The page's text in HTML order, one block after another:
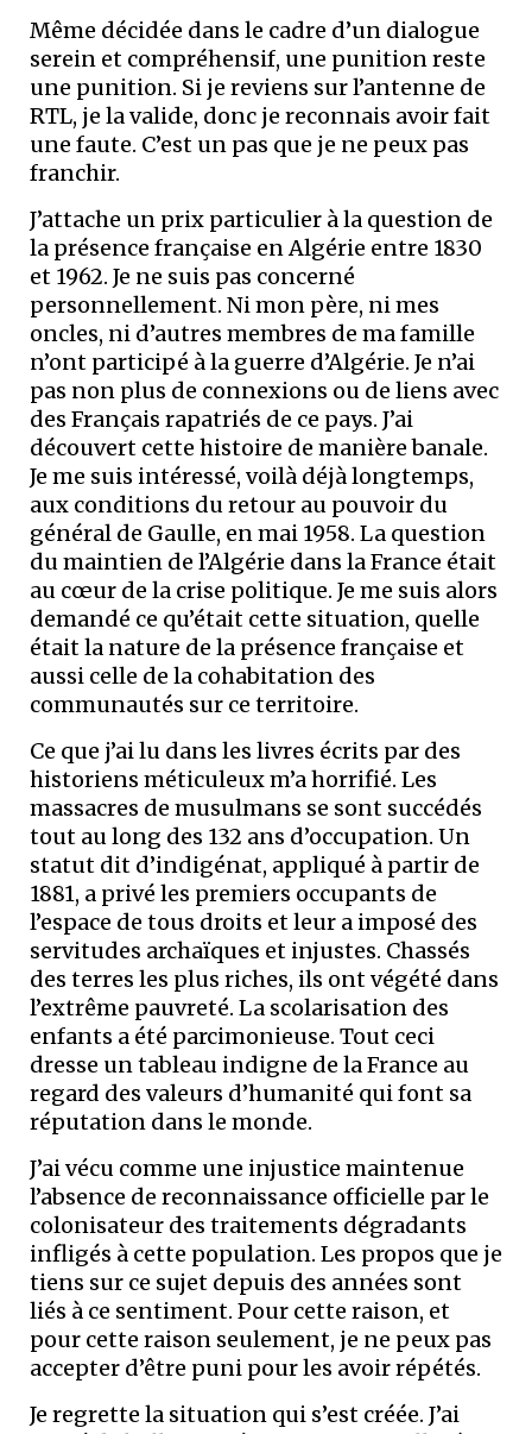
Même décidée dans le cadre d’un dialogue
serein et compréhensif, une punition reste
une punition. Si je reviens sur l’antenne de
RTL, je la valide, donc je reconnais avoir fait
une faute. C’est un pas que je ne peux pas
franchir.
J’attache un prix particulier à la question de
la présence française en Algérie entre 1830
et 1962. Je ne suis pas concerné
personnellement. Ni mon père, ni mes
oncles, ni d’autres membres de ma famille
n’ont participé à la guerre d’Algérie. Je n’ai
pas non plus de connexions ou de liens avec
des Français rapatriés de ce pays. J’ai
découvert cette histoire de manière banale.
Je me suis intéressé, voilà déjà longtemps,
aux conditions du retour au pouvoir du
général de Gaulle, en mai 1958. La question
du maintien de l’Algérie dans la France était
au cœur de la crise politique. Je me suis alors
demandé ce qu’était cette situation, quelle
était la nature de la présence française et
aussi celle de la cohabitation des
communautés sur ce territoire.
Ce que j’ai lu dans les livres écrits par des
historiens méticuleux m’a horrifié. Les
massacres de musulmans se sont succédés
tout au long des 132 ans d’occupation. Un
statut dit d’indigénat, appliqué à partir de
1881, a privé les premiers occupants de
l’espace de tous droits et leur a imposé des
servitudes archaïques et injustes. Chassés
des terres les plus riches, ils ont végété dans
l’extrême pauvreté. La scolarisation des
enfants a été parcimonieuse. Tout ceci
dresse un tableau indigne de la France au
regard des valeurs d’humanité qui font sa
réputation dans le monde.
J’ai vécu comme une injustice maintenue
l’absence de reconnaissance officielle par le
colonisateur des traitements dégradants
infligés à cette population. Les propos que je
tiens sur ce sujet depuis des années sont
liés à ce sentiment. Pour cette raison, et
pour cette raison seulement, je ne peux pas
accepter d’être puni pour les avoir répétés.
Je regrette la situation qui s’est créée. J’ai